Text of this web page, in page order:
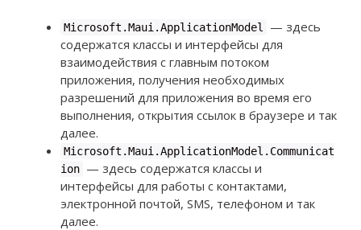
Microsoft.Maui.ApplicationModel
— здесь
содержатся классы и интерфейсы для
взаимодействия с главным потоком
приложения, получения необходимых
разрешений для приложения во время его
выполнения, открытия ссылок в браузере и так
далее.
Microsoft.Maui.ApplicationModel.Communicat
ion — здесь содержатся классы и
интерфейсы для работы с контактами,
электронной почтой, SMS, телефоном и так
далее.